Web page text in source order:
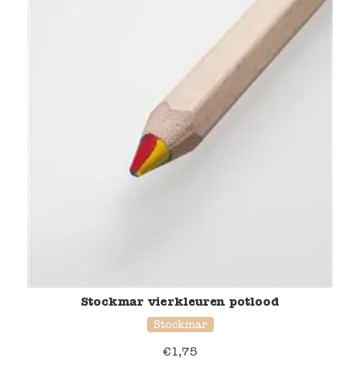
Stockmar vierkleuren potlood
Stockmar
€1,75